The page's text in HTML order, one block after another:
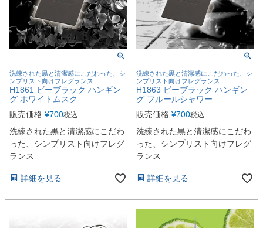
洗練された黒と清潔感にこだわった、シ
ンプリスト向けフレグランス
H1861 ビーブラック ハンギン
グ ホワイトムスク
販売価格 ¥700税込
洗練された黒と清潔感にこだわ
った、シンプリスト向けフレグ
ランス
詳細を見る
洗練された黒と清潔感にこだわった、シ
ンプリスト向けフレグランス
H1863 ビーブラック ハンギン
グ フルールシャワー
販売価格 ¥700税込
洗練された黒と清潔感にこだわ
った、シンプリスト向けフレグ
ランス
詳細を見る